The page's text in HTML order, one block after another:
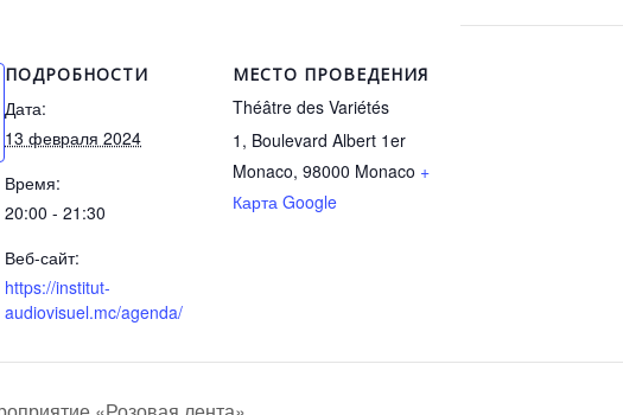
ПОДРОБНОСТИ
Дата:
13 февраля 2024
Время:
20:00 - 21:30
Веб-сайт:
https://institut-
audiovisuel.mc/agenda/
МЕСТО ПРОВЕДЕНИЯ
Théâtre des Variétés
1, Boulevard Albert 1er
Monaco, 98000 Monaco +
Карта Google